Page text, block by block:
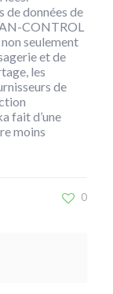
de données de
CONTROL
seulement
et de
les
de
fait d’une
moins
0